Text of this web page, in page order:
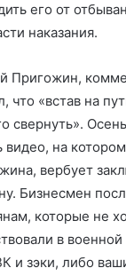
его от
наказания.
Пригожин,
что «встав на
свернуть».
видео, на
вербует
Бизнесмен
которые не
в
и зэки, либо